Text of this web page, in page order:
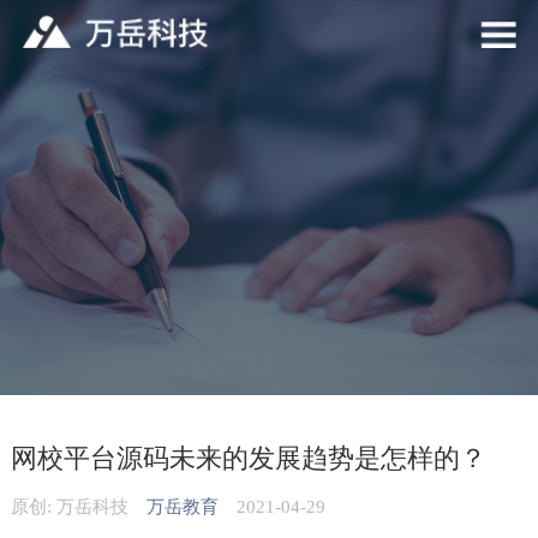
网校平台源码未来的发展趋势是怎样的？
原创: 万岳科技 万岳教育2021-04-29